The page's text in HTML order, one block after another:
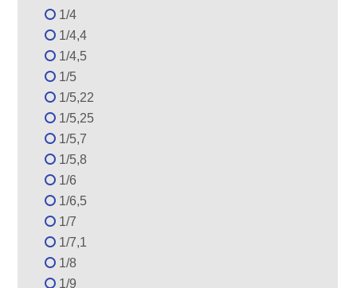
1/4
1/4,4
1/4,5
1/5
1/5,22
1/5,25
1/5,7
1/5,8
1/6
1/6,5
1/7
1/7,1
1/8
1/9